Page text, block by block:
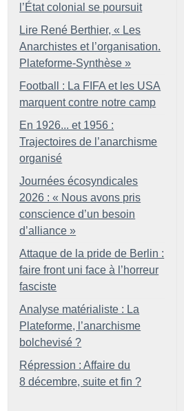
l’État colonial se poursuit
Lire René Berthier, « Les
Anarchistes et l’organisation.
Plateforme-Synthèse »
Football : La FIFA et les USA
marquent contre notre camp
En 1926... et 1956 :
Trajectoires de l’anarchisme
organisé
Journées écosyndicales
2026 : « Nous avons pris
conscience d’un besoin
d’alliance »
Attaque de la pride de Berlin :
faire front uni face à l’horreur
fasciste
Analyse matérialiste : La
Plateforme, l’anarchisme
bolchevisé ?
Répression : Affaire du
8 décembre, suite et fin ?